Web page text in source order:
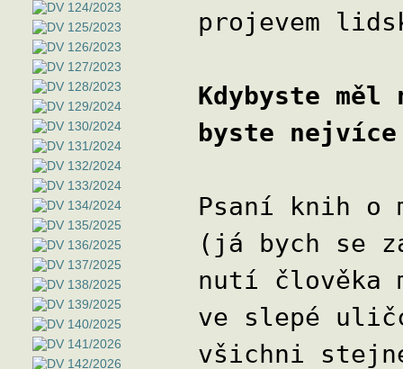
projevem
Kdybyste
byste nejvíce
Psaní knih o
(já bych se
nutí člověka
ve slepé
všichni